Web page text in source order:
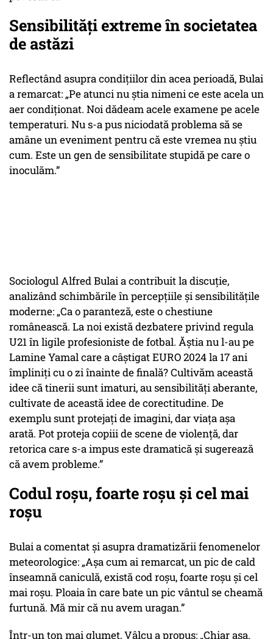
Sensibilități extreme în societatea
de astăzi
Reflectând asupra condițiilor din acea perioadă, Bulai
a remarcat: „Pe atunci nu știa nimeni ce este acela un
aer condiționat. Noi dădeam acele examene pe acele
temperaturi. Nu s-a pus niciodată problema să se
amâne un eveniment pentru că este vremea nu știu
cum. Este un gen de sensibilitate stupidă pe care o
inoculăm.”
Sociologul Alfred Bulai a contribuit la discuție,
analizând schimbările în percepțiile și sensibilitățile
moderne: „Ca o paranteză, este o chestiune
românească. La noi există dezbatere privind regula
U21 în ligile profesioniste de fotbal. Ăștia nu l-au pe
Lamine Yamal care a câștigat EURO 2024 la 17 ani
împliniți cu o zi înainte de finală? Cultivăm această
idee că tinerii sunt imaturi, au sensibilități aberante,
cultivate de această idee de corectitudine. De
exemplu sunt protejați de imagini, dar viața așa
arată. Pot proteja copiii de scene de violență, dar
retorica care s-a impus este dramatică și sugerează
că avem probleme.”
Codul roșu, foarte roșu și cel mai
roșu
Bulai a comentat și asupra dramatizării fenomenelor
meteorologice: „Așa cum ai remarcat, un pic de cald
înseamnă caniculă, există cod roșu, foarte roșu și cel
mai roșu. Ploaia în care bate un pic vântul se cheamă
furtună. Mă mir că nu avem uragan.”
Într-un ton mai glumeț, Vâlcu a propus: „Chiar așa,